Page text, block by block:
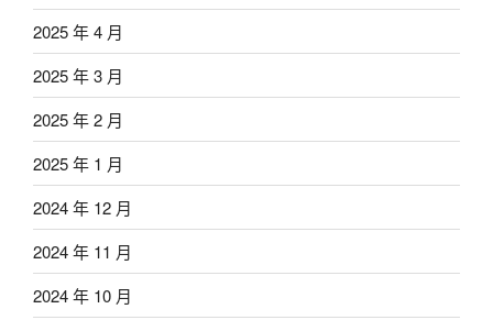
2025 年 4 月
2025 年 3 月
2025 年 2 月
2025 年 1 月
2024 年 12 月
2024 年 11 月
2024 年 10 月